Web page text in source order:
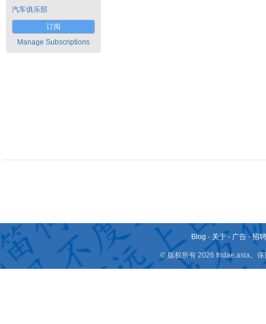
汽车俱乐部
订阅
Manage Subscriptions
Blog - 关于 - 广告 -招
© 版权所有 2026 fridae.asia。